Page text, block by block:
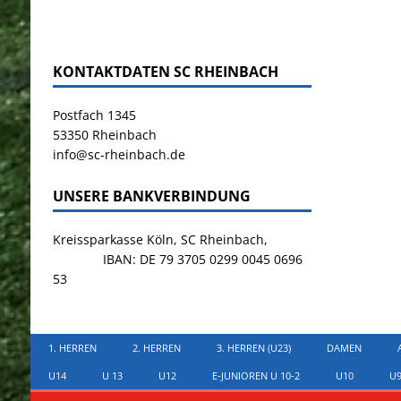
KONTAKTDATEN SC RHEINBACH
Postfach 1345
53350 Rheinbach
info@sc-rheinbach.de
UNSERE BANKVERBINDUNG
Kreissparkasse Köln, SC Rheinbach,
IBAN: DE 79 3705 0299 0045 0696
53
1. HERREN 2. HERREN 3. HERREN (U23) DAMEN
U14 U 13 U12 E-JUNIOREN U 10-2 U10 U9